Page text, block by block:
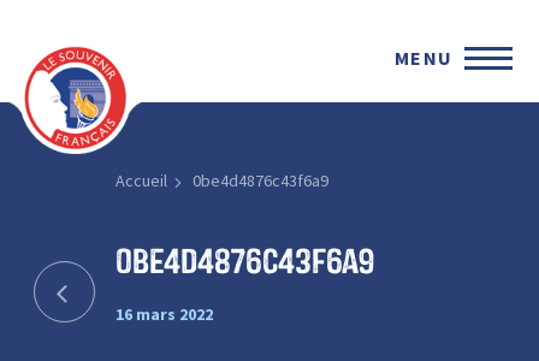
MENU
Accueil 0be4d4876c43f6a9
0be4d4876c43f6a9
16 mars 2022